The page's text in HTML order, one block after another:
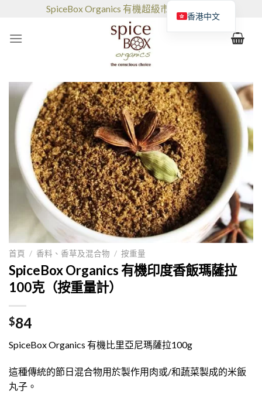
SpiceBox Organics 有機超級市場和咖啡館
首頁 / 香料、香草及混合物 / 按重量
SpiceBox Organics 有機印度香飯瑪薩拉
100克（按重量計）
$84
SpiceBox Organics 有機比里亞尼瑪薩拉100g
這種傳統的節日混合物用於製作用肉或/和蔬菜製成的米飯
丸子。
香港中文